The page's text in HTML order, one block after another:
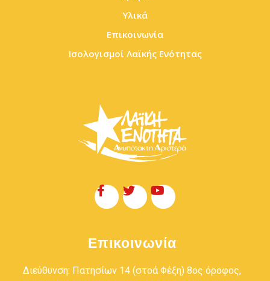
Υλικά
Επικοινωνία
Ισολογισμοί Λαϊκής Ενότητας
Επικοινωνία
Διεύθυνση: Πατησίων 14 (στοά Φέξη) 8ος όροφος,